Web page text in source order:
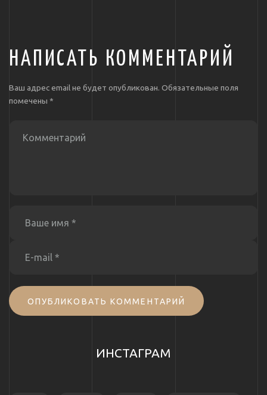
НАПИСАТЬ КОММЕНТАРИЙ
Ваш адрес email не будет опубликован. Обязательные поля
помечены *
ОПУБЛИКОВАТЬ КОММЕНТАРИЙ
ИНСТАГРАМ